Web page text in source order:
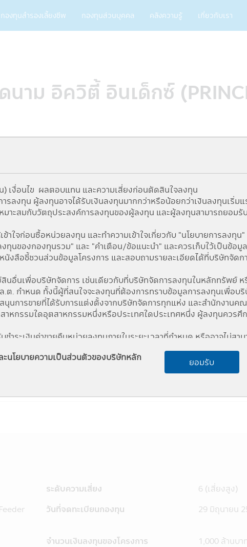
เงื่อนไข ผลตอบแทน และความเสี่ยงก่อนตัดสินใจลงทุน
รลงทุน ผู้ลงทุนอาจได้รับเงินลงทุนมากกว่าหรือน้อยกว่าเงินลงทุนเริ่ม
มาะสมกับวัตถุประสงค์การลงทุนของผู้ลงทุน และผู้ลงทุนสามารถยอมรั
ใจก่อนซื้อหน่วยลงทุน และทำความเข้าใจเกี่ยวกับ "นโยบายการลงทุน
ทุนของกองทุนรวม" และ "คำเตือน/ข้อแนะนำ" และควรเก็บใว้เป็นข้อมู
งสือชี้ชวนส่วนข้อมูลโครงการ และสอบถามรายละเอียดได้ที่บริษัทจัด
อื่นเพื่อบริษัทจัดการ เช่นเดียวกับที่บริษัทจัดการลงทุนในหลักทรัพย์
. กำหนด ทั้งนี้ผู้ที่สนใจจะลงทุนที่ต้องการทราบข้อมูลการลงทุนเพื่อบริ
นการขายที่ได้รับการแต่งตั้งจากบริษัทจัดการทุกแห่ง และสำนักงานค
หกรรมใดอุตสาหกรรมหนึ่งหรือประเทศใดประเทศหนึ่ง ผู้ลงทุนควรศึ
ะเงินค่าขายคืนหน่วยลงทุนภายในระยะเวลาที่กำหนด หรืออาจไม่สา
พคล่องได้ตามที่สำนักงานคณะกรรมการ ก.ล.ต. กำหนด ผู้ลงทุนอาจไม่
ซื้อ หรือขายผลิตภัณฑ์ด้านการลงทุนประเภทต่าง ๆ ความเสียหายใด ๆ
ร้องได้
จัดตั้งและจัดการโครงการของกองทุนรวมที่ปรากฏอยู่ในแอปพลิเคชั
านคณะกรรมการ ก.ล.ต. ได้รับรองถึงความถูกต้องของข้อมูลในหนังสือ
พลิเคชันผ่านโทรศัพท์มือถือนี้ ใช้วิธีวัดผลการดำเนินงานตามมาตรฐาน
รวม มิได้เป็นสิ่งยืนยันถึงผลการดำเนินงานในอนาคต
ะนโยบายความเป็นส่วนตัวของบริษัทหลัก
ยอมรับ
กองทุนสำรองเลี้ยงชีพ กองทุนส่วนบุคคล คลังความรู้ เกี่ยวกับเรา
าม อิควิตี้ อินเด็กซ์
From To
Fund change
Fund Change Percent
0.0025
0.03 %
-0.0666
-0.70 %
0.1957
ระดับความเสี่ยง
6 (เสี่ยงสูง)
วันที่จดทะเบียนกองทุน 29 มิถุนายน
จำนวนเงินลงทุนของโครงการ
1,000 ล้านบา